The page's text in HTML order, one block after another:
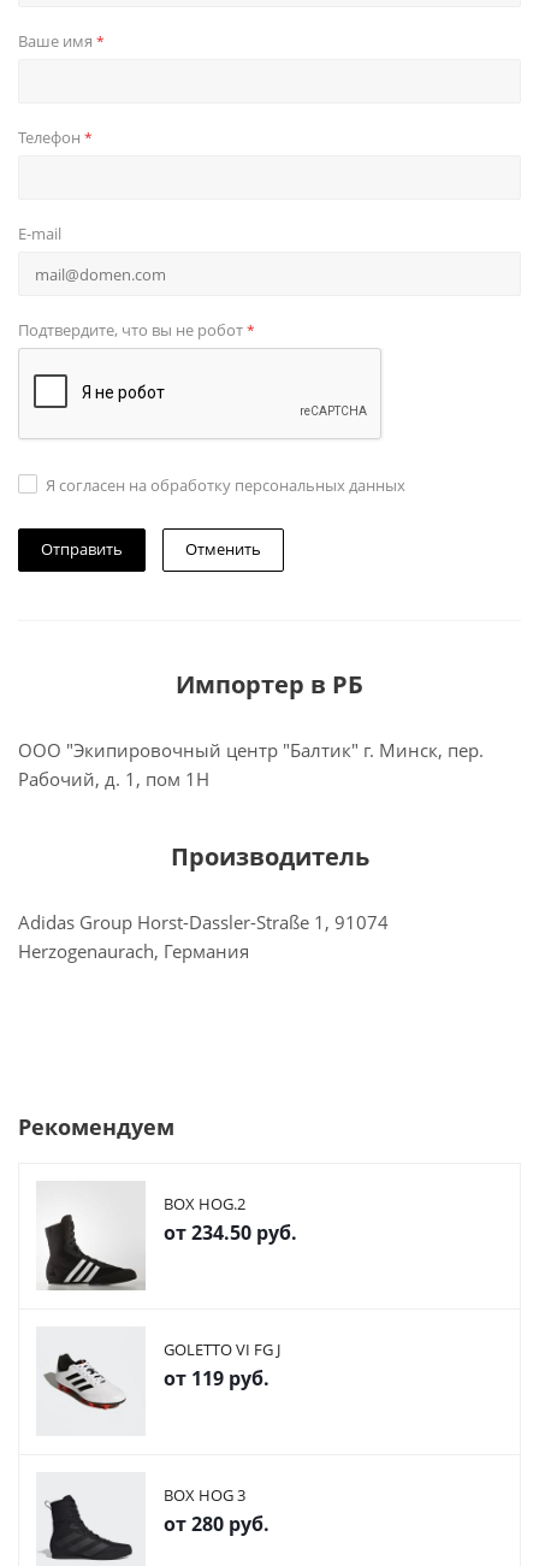
Ваше имя *
Телефон *
E-mail
Подтвердите, что вы не робот*
Я согласен на обработку персональных данных
Отменить
Импортер в РБ
ООО "Экипировочный центр "Балтик" г. Минск, пер.
Рабочий, д. 1, пом 1Н
Производитель
Adidas Group Horst-Dassler-Straße 1, 91074
Herzogenaurach, Германия
Рекомендуем
BOX HOG.2
от234.50 руб.
GOLETTO VI FG J
от 119 руб.
BOX HOG 3
от280 руб.